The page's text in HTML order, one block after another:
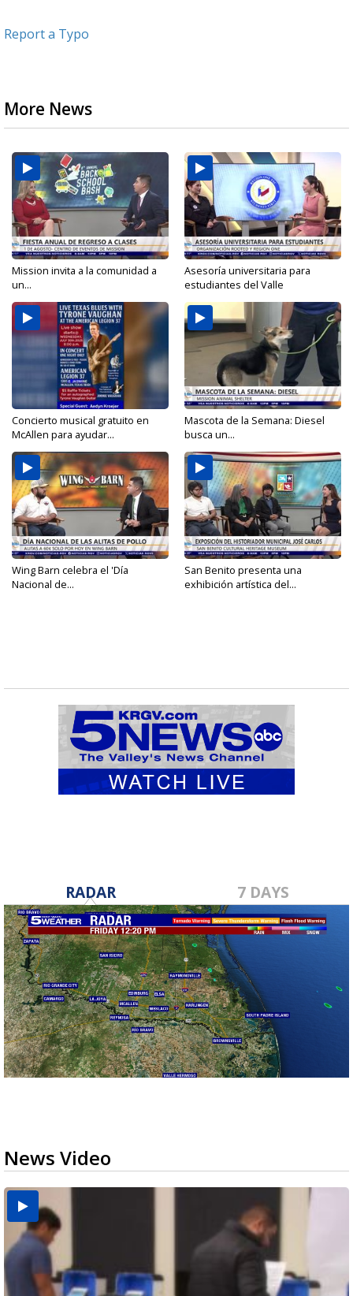
Report a Typo
More News
Mission invita a la comunidad a
un...
Asesoría universitaria para
estudiantes del Valle
Concierto musical gratuito en
McAllen para ayudar...
Mascota de la Semana: Diesel
busca un...
Wing Barn celebra el 'Día
Nacional de...
San Benito presenta una
exhibición artística del...
RADAR 7 DAYS
News Video